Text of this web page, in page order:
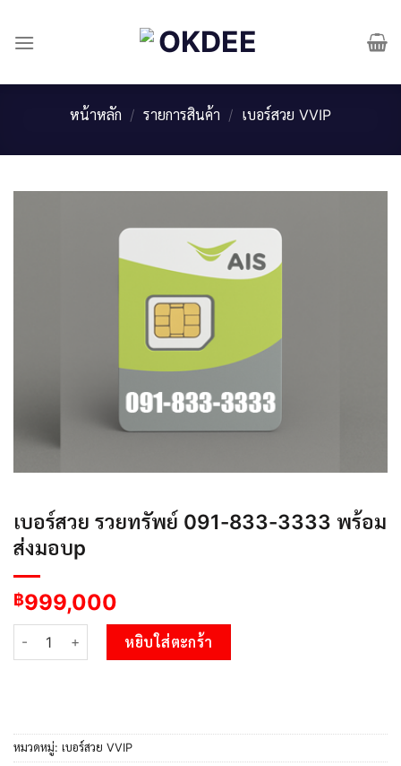
content
หน้าหลัก / รายการสินค้า / เบอร์สวย VVIP
เบอร์สวย รวยทรัพย์ 091-833-3333 พร้อม
ส่งมอบp
฿999,000
จำนวน เบอร์สวย รวยทรัพย์ 091-833-3333 พร้อมส่งมอบp ชิ้น
หยิบใส่ตะกร้า
หมวดหมู่: เบอร์สวย VVIP